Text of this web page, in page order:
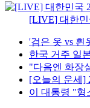
[LIVE] 대한
'검은 옷 vs 흰
한국 거주 일
"다음엔 화장
[오늘의 운세]
이 대통령 "형